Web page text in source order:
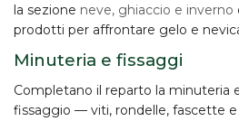
la sezione neve, ghiaccio e inverno
prodotti per affrontare gelo e
Minuteria e fissaggi
Completano il reparto la minuteria
fissaggio — viti, rondelle, fascette